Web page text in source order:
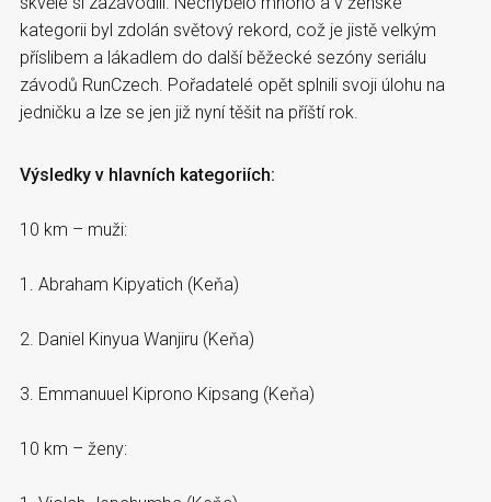
kategorii byl zdolán světový rekord, což je jistě velkým
příslibem a lákadlem do další běžecké sezóny seriálu
závodů RunCzech. Pořadatelé opět splnili svoji úlohu na
jedničku a lze se jen již nyní těšit na příští rok.
Výsledky v hlavních kategoriích:
10 km – muži:
1. Abraham Kipyatich (Keňa)
2. Daniel Kinyua Wanjiru (Keňa)
3. Emmanuuel Kiprono Kipsang (Keňa)
10 km – ženy: